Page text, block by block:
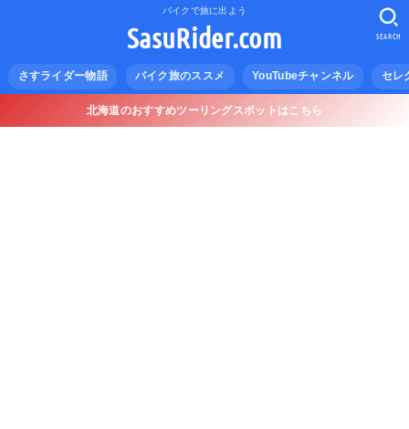
バイクで旅に出よう
SasuRider.com
さすライダー物語 バイク旅のススメ YouTubeチャンネル セレ
SEARCH
北海道のおすすめツーリングスポットはこちら